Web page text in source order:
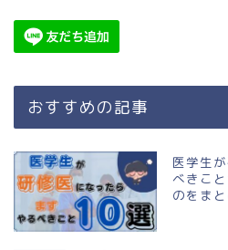
おすすめの記事
医学生
べきこ
のをまと